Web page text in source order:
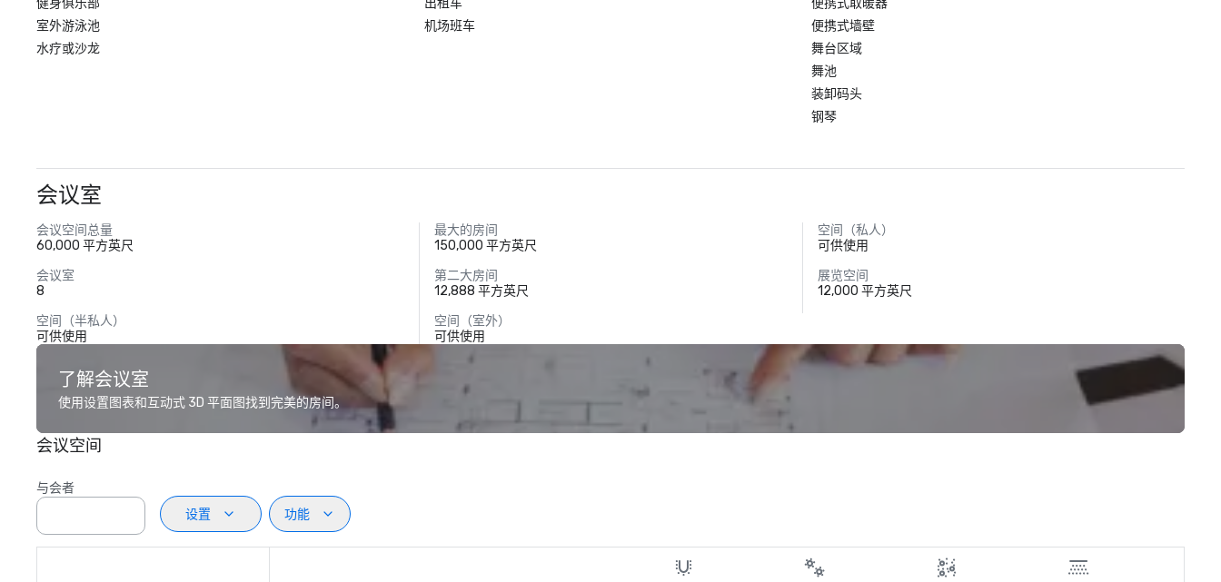
健身俱乐部
室外游泳池
水疗或沙龙
出租车
机场班车
便携式取暖器
便携式墙壁
舞台区域
舞池
装卸码头
钢琴
会议室
会议空间总量
60,000 平方英尺
最大的房间
150,000 平方英尺
空间（私人）
可供使用
会议室
8
第二大房间
12,888 平方英尺
展览空间
12,000 平方英尺
空间（半私人）
可供使用
空间（室外）
可供使用
了解会议室
使用设置图表和互动式 3D 平面图找到完美的房间。
会议空间
与会者
设置
功能